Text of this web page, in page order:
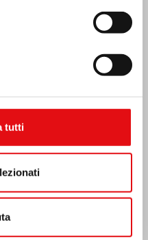
tutti